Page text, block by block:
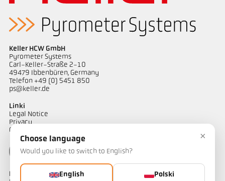
Zrealizowane zlecenia młyn rurowy Rysunek wymiarowy PX 60-K002
Keller HCW GmbH
Pyrometer Systems
Carl-Keller-Straße 2-10
49479 Ibbenbüren, Germany
Telefon +49 (0) 5451 850
ps@keller.de
Linki
Legal Notice
Privacy
GTC
Kontakt
×
Choose language
Would you like to switch to English?
English Polski